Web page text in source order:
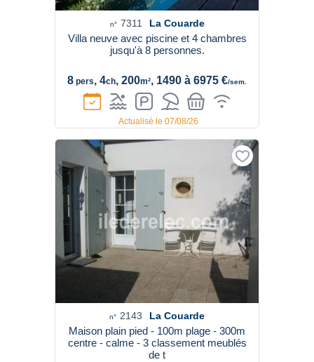
n° 7311 La Couarde
Villa neuve avec piscine et 4 chambres
jusqu'à 8 personnes.
8 pers, 4ch, 200m², 1490 à 6975 €/sem.
Actualisé le 07/08/26
n° 2143 La Couarde
Maison plain pied - 100m plage - 300m
centre - calme - 3 classement meublés
de t